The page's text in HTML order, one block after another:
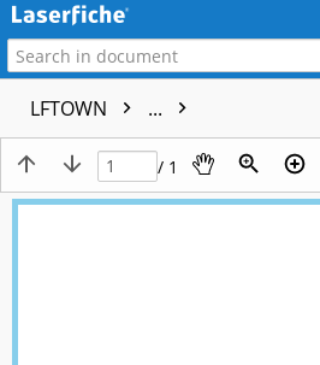
LFTOWN ...
/ 1